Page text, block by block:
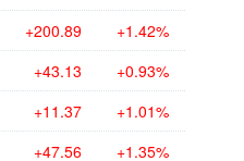
+200.89 +1.42%
+43.13 +0.93%
+11.37 +1.01%
+47.56 +1.35%